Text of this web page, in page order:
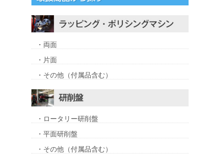
・両面
・片面
・その他（付属品含む）
・ロータリー研削盤
・平面研削盤
・その他（付属品含む）